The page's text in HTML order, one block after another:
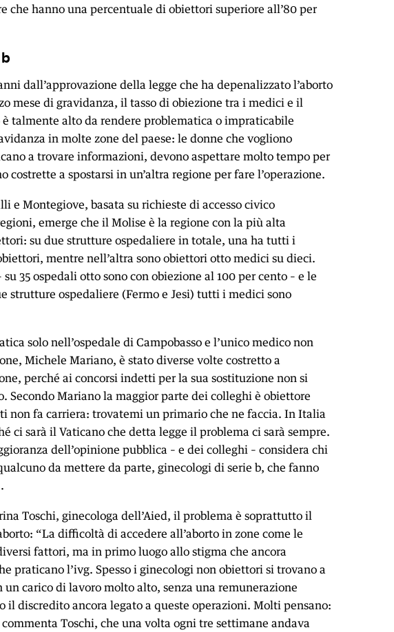
che hanno una percentuale di obiettori superiore all’80 per
dall’approvazione della legge che ha depenalizzato l’aborto
mese di gravidanza, il tasso di obiezione tra i medici e il
talmente alto da rendere problematica o impraticabile
in molte zone del paese: le donne che vogliono
a trovare informazioni, devono aspettare molto tempo per
costrette a spostarsi in un’altra regione per fare l’operazione.
e Montegiove, basata su richieste di accesso civico
emerge che il Molise è la regione con la più alta
su due strutture ospedaliere in totale, una ha tutti i
mentre nell’altra sono obiettori otto medici su dieci.
su 35 ospedali otto sono con obiezione al 100 per cento – e le
strutture ospedaliere (Fermo e Jesi) tutti i medici sono
solo nell’ospedale di Campobasso e l’unico medico non
Michele Mariano, è stato diverse volte costretto a
perché ai concorsi indetti per la sua sostituzione non si
Secondo Mariano la maggior parte dei colleghi è obiettore
non fa carriera: trovatemi un primario che ne faccia. In Italia
ci sarà il Vaticano che detta legge il problema ci sarà sempre.
dell’opinione pubblica – e dei colleghi – considera chi
da mettere da parte, ginecologi di serie b, che fanno
Toschi, ginecologa dell’Aied, il problema è soprattutto il
“La difficoltà di accedere all’aborto in zone come le
fattori, ma in primo luogo allo stigma che ancora
praticano l’ivg. Spesso i ginecologi non obiettori si trovano a
un carico di lavoro molto alto, senza una remunerazione
il discredito ancora legato a queste operazioni. Molti pensano:
Toschi, che una volta ogni tre settimane andava